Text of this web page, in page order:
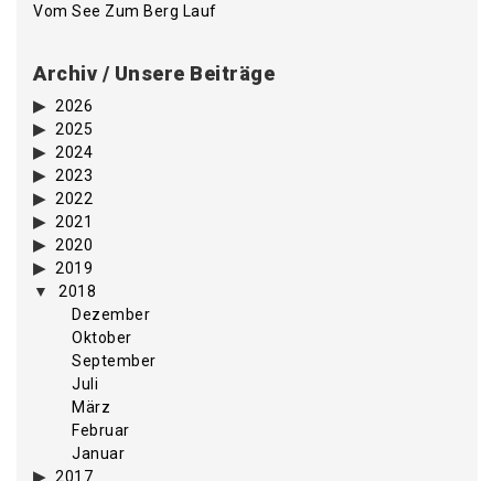
Vom See Zum Berg Lauf
Archiv / Unsere Beiträge
2026
2025
2024
2023
2022
2021
2020
2019
2018
Dezember
Oktober
September
Juli
März
Februar
Januar
2017